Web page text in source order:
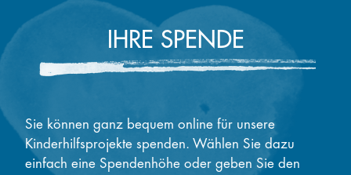
IHRE SPENDE
Sie können ganz bequem online für unsere
Kinderhilfsprojekte spenden. Wählen Sie dazu
einfach eine Spendenhöhe oder geben Sie den